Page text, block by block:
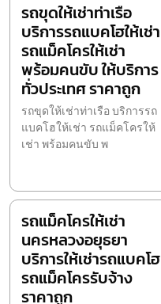
รถขุดให้เช่าท่าเรือ
บริการรถแบคโฮให้เช่า
รถแม็คโครให้เช่า
พร้อมคนขับ ให้บริการ
ทั่วประเทศ ราคาถูก
รถขุดให้เช่าท่าเรือ บริการรถ
แบคโฮให้เช่า รถแม็คโครให้
เช่า พร้อมคนขับ พ
รถแม็คโครให้เช่า
นครหลวงอยุธยา
บริการให้เช่ารถแบคโฮ
รถแม็คโครรับจ้าง
ราคาถูก